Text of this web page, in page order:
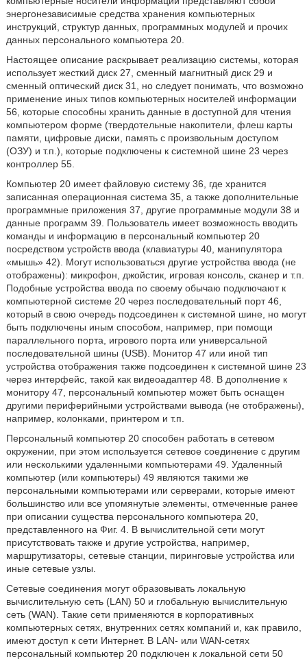
энергонезависимые средства хранения компьютерных
инструкций, структур данных, программных модулей и прочих
данных персонального компьютера 20.
Настоящее описание раскрывает реализацию системы, которая
использует жесткий диск 27, сменный магнитный диск 29 и
сменный оптический диск 31, но следует понимать, что возможно
применение иных типов компьютерных носителей информации
56, которые способны хранить данные в доступной для чтения
компьютером форме (твердотельные накопители, флеш карты
памяти, цифровые диски, память с произвольным доступом
(ОЗУ) и т.п.), которые подключены к системной шине 23 через
контроллер 55.
Компьютер 20 имеет файловую систему 36, где хранится
записанная операционная система 35, а также дополнительные
программные приложения 37, другие программные модули 38 и
данные программ 39. Пользователь имеет возможность вводить
команды и информацию в персональный компьютер 20
посредством устройств ввода (клавиатуры 40, манипулятора
«мышь» 42). Могут использоваться другие устройства ввода (не
отображены): микрофон, джойстик, игровая консоль, сканер и т.п.
Подобные устройства ввода по своему обычаю подключают к
компьютерной системе 20 через последовательный порт 46,
который в свою очередь подсоединен к системной шине, но могут
быть подключены иным способом, например, при помощи
параллельного порта, игрового порта или универсальной
последовательной шины (USB). Монитор 47 или иной тип
устройства отображения также подсоединен к системной шине 23
через интерфейс, такой как видеоадаптер 48. В дополнение к
монитору 47, персональный компьютер может быть оснащен
другими периферийными устройствами вывода (не отображены),
например, колонками, принтером и т.п.
Персональный компьютер 20 способен работать в сетевом
окружении, при этом используется сетевое соединение с другим
или несколькими удаленными компьютерами 49. Удаленный
компьютер (или компьютеры) 49 являются такими же
персональными компьютерами или серверами, которые имеют
большинство или все упомянутые элементы, отмеченные ранее
при описании существа персонального компьютера 20,
представленного на Фиг. 4. В вычислительной сети могут
присутствовать также и другие устройства, например,
маршрутизаторы, сетевые станции, пиринговые устройства или
иные сетевые узлы.
Сетевые соединения могут образовывать локальную
вычислительную сеть (LAN) 50 и глобальную вычислительную
сеть (WAN). Такие сети применяются в корпоративных
компьютерных сетях, внутренних сетях компаний и, как правило,
имеют доступ к сети Интернет. В LAN- или WAN-сетях
персональный компьютер 20 подключен к локальной сети 50